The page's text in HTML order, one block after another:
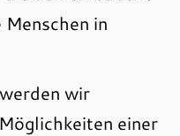
in
wir
einer